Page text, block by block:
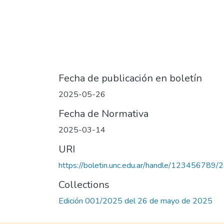
Fecha de publicación en boletín
2025-05-26
Fecha de Normativa
2025-03-14
URI
https://boletin.unc.edu.ar/handle/123456789/
Collections
Edición 001/2025 del 26 de mayo de 2025